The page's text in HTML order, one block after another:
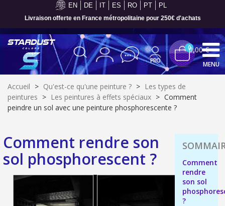
EN DE IT ES RO PT PL
Livraison offerte en France métropolitaine pour 250€ d'achats
Inscription à la newsletter : 5€ de réduction
00,00 €
MENU
Accueil > Qu'est-ce qu'une peinture ? > Les types de
peintures > Les peintures à effets spéciaux > Comment
peindre un sol avec une peinture phosphorescente ?
Comment rendre son
sol phosphorescent ?
Comment
rendre
son sol
?